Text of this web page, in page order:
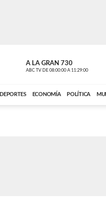
A LA GRAN 730
ABC TV DE 08:00:00 A 11:29:00
DEPORTES ECONOMÍA POLÍTICA